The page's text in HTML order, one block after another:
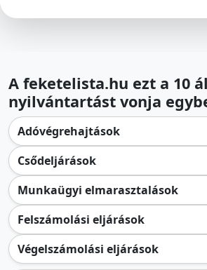
A feketelista.hu ezt a 10
nyilvántartást vonja
Adóvégrehajtások
Csődeljárások
Munkaügyi elmarasztalások
Felszámolási eljárások
Végelszámolási eljárások